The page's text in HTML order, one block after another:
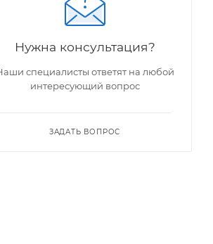
Нужна консультация?
специалисты ответят на любой
интересующий вопрос
ЗАДАТЬ ВОПРОС